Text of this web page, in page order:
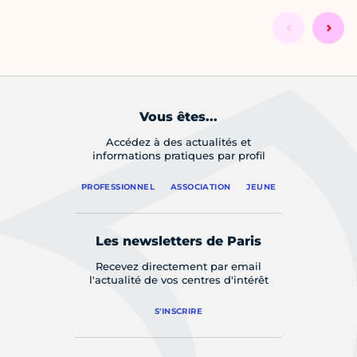
Vous êtes...
Accédez à des actualités et
informations pratiques par profil
PROFESSIONNEL ASSOCIATION JEUNE
Les newsletters de Paris
Recevez directement par email
l'actualité de vos centres d'intérêt
S'INSCRIRE